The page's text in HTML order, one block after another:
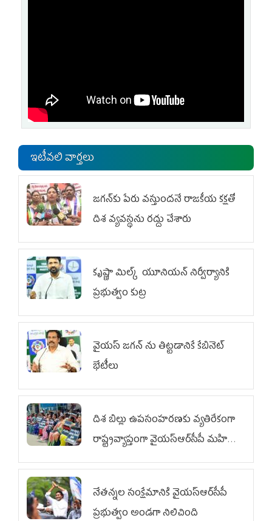
ఇటీవలి వార్తలు
జగన్‌కు పేరు వస్తుందనే రాజకీయ కక్షతో
దిశ వ్య‌వ‌స్థ‌ను రద్దు చేశారు
కృష్ణా మిల్క్‌ యూనియన్‌ నిర్వీర్యానికి
ప్రభుత్వం కుట్ర
వైయ‌స్ జగన్‌ ను తిట్టడానికే కేబినెట్‌
భేటీలు
దిశ బిల్లు ఉపసంహరణకు వ్యతిరేకంగా
రాష్ట్రవ్యాప్తంగా వైయ‌స్ఆర్‌సీపీ మహిళా
విభాగం ఆందోళనలు
నేతన్నల సంక్షేమానికి వైయ‌స్ఆర్‌సీపీ
ప్రభుత్వం అండగా నిలిచింది